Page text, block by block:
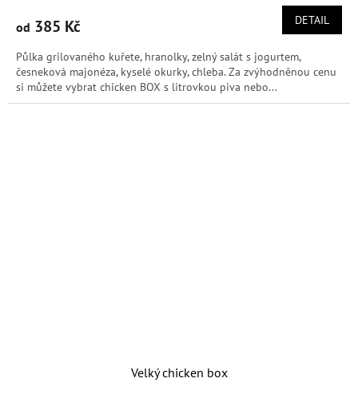
od 385 Kč DETAIL
Půlka grilovaného kuřete, hranolky, zelný salát s jogurtem,
česneková majonéza, kyselé okurky, chleba. Za zvýhodněnou cenu
si můžete vybrat chicken BOX s litrovkou piva nebo...
Velký chicken box